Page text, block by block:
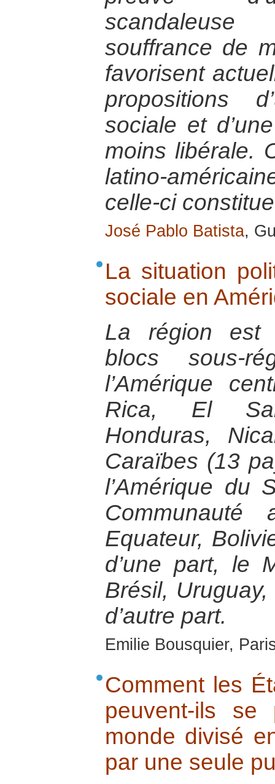
souffrance de
favorisent
propositions
sociale et
moins libérale.
latino-
celle-ci
José Pablo Batista,
La situation
sociale en
La région est
blocs sous-
l’Amérique
Rica, El
Honduras,
Caraïbes (13
l’Amérique du
Communauté
Equateur,
d’une part, le
Brésil,
d’autre part.
Emilie Bousquier,
Comment les
peuvent-ils se
monde divisé
par une seule